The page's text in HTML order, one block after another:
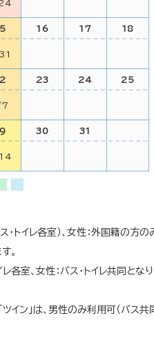
16 17 18
23 24 25
30 31
・トイレ各室）、女性：外国籍の方の
。
レ各室、女性：バス・トイレ共同とな
ツイン」は、男性のみ利用可（バス共